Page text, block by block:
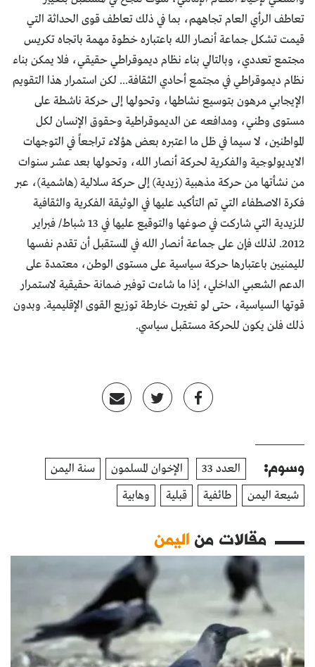
تعاطف الرأي العام تجاههم، بما في ذلك تعاطف قوى الحداثة التي
قيمت تشكل جماعة أنصار الله باعتباره خطوة مهمة باتجاه تكريس
مجتمع تعددي، وبالتالي بناء نظام ديموقراطي حقيقي، فلا يمكن بناء
نظام ديموقراطي في مجتمع أحادي الثقافة... لكن استمرار هذا التقويم
الإيجابي مرهون بتوسيع نشاطها، وتحولها إلى حركة ناشطة على
مستوى وطني، ومدافعه عن الديموقراطية وحقوق الإنسان لكل
المواطنين، لا سيما في ظل ما اعتبره بعض هؤلاء تراجعاً في التوجهات
الايديولوجية والفكرية لحركة أنصار الله، وتحولها بعد عشر سنوات
من نشأتها من حركة مذهبية (زيدية) إلى حركة سلالية (هاشمية)، عبر
فكرة الاصطفاء التي تم التأكيد عليها في الوثيقة الفكرية والثقافية
للزيدية التي شاركت في صوغها والتوقيع عليها في 13 شباط/ فبراير
2012. لذلك فإن على جماعة أنصار الله في المستقبل أن تقدم نفسها
لليمنيين باعتبارها حركة سياسية على مستوى الوطن، معتمدة على
الدعم الشعبي الداخلي، إذا ما شاءت توفير ضمانة حقيقية لاستمرار
قوتها السياسية، حتى لو تغيرت خارطة توزيع القوى الإقليمية. وبدون
ذلك فلن يكون للحركة مستقبل سياسي.
وسوم: العدد 33 الإخوان المسلمون
سنة اليمن
شيعة اليمن
طائفية قبلية وهابية
مقالات مناليمن